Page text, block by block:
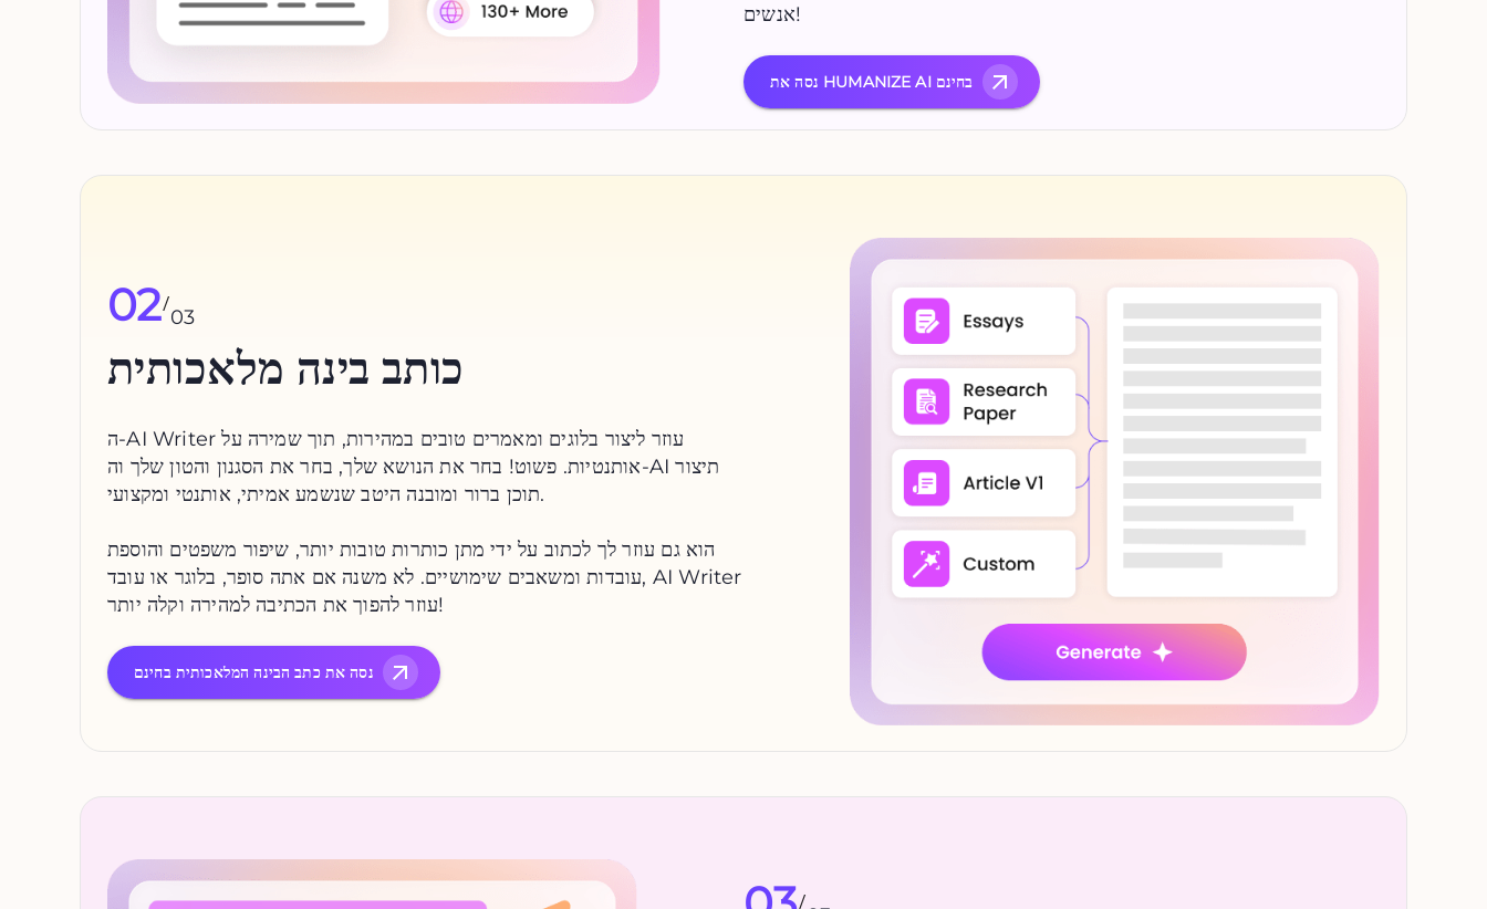
אנשים!
נסה את HUMANIZE AI בחינם
02/
03
כותב בינה מלאכותית
ה-AI Writer עוזר ליצור בלוגים ומאמרים טובים במהירות, תוך שמירה על
אותנטיות. פשוט! בחר את הנושא שלך, בחר את הסגנון והטון שלך וה-AI תיצור
תוכן ברור ומובנה היטב שנשמע אמיתי, אותנטי ומקצועי.
הוא גם עוזר לך לכתוב על ידי מתן כותרות טובות יותר, שיפור משפטים והוספת
עובדות ומשאבים שימושיים. לא משנה אם אתה סופר, בלוגר או עובד, AI Writer
עוזר להפוך את הכתיבה למהירה וקלה יותר!
נסה את כתב הבינה המלאכותית בחינם
/